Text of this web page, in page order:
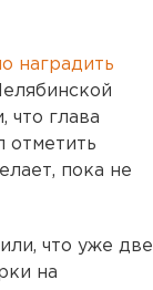
наградить
что глава
пока не
что уже две
на